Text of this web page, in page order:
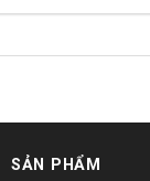
SẢN PHẨM